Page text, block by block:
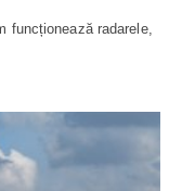
funcționează radarele,